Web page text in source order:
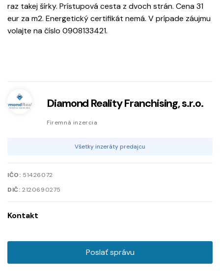
raz takej šírky. Prístupová cesta z dvoch strán. Cena 31
eur za m2. Energetický certifikát nemá. V prípade záujmu
volajte na číslo 0908133421.
Diamond Reality Franchising, s.r.o.
Firemná inzercia
Všetky inzeráty predajcu
IČO: 51426072
DIČ: 2120690275
Kontakt
Poslať správu